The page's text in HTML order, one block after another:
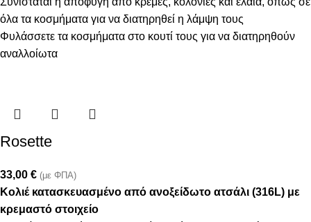
όλα τα κοσμήματα για να διατηρηθεί η λάμψη τους
Φυλάσσετε τα κοσμήματα στο κουτί τους για να διατηρηθούν
αναλλοίωτα
Rosette
33,00 € (με ΦΠΑ)
Kολιέ κατασκευασμένο από ανοξείδωτο ατσάλι (316L) με
κρεμαστό στοιχείο